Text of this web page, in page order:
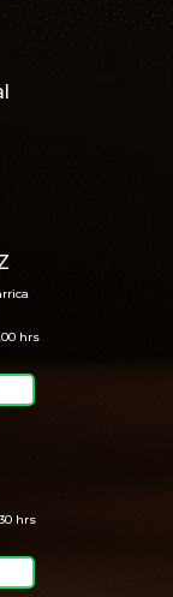
hrs
hrs